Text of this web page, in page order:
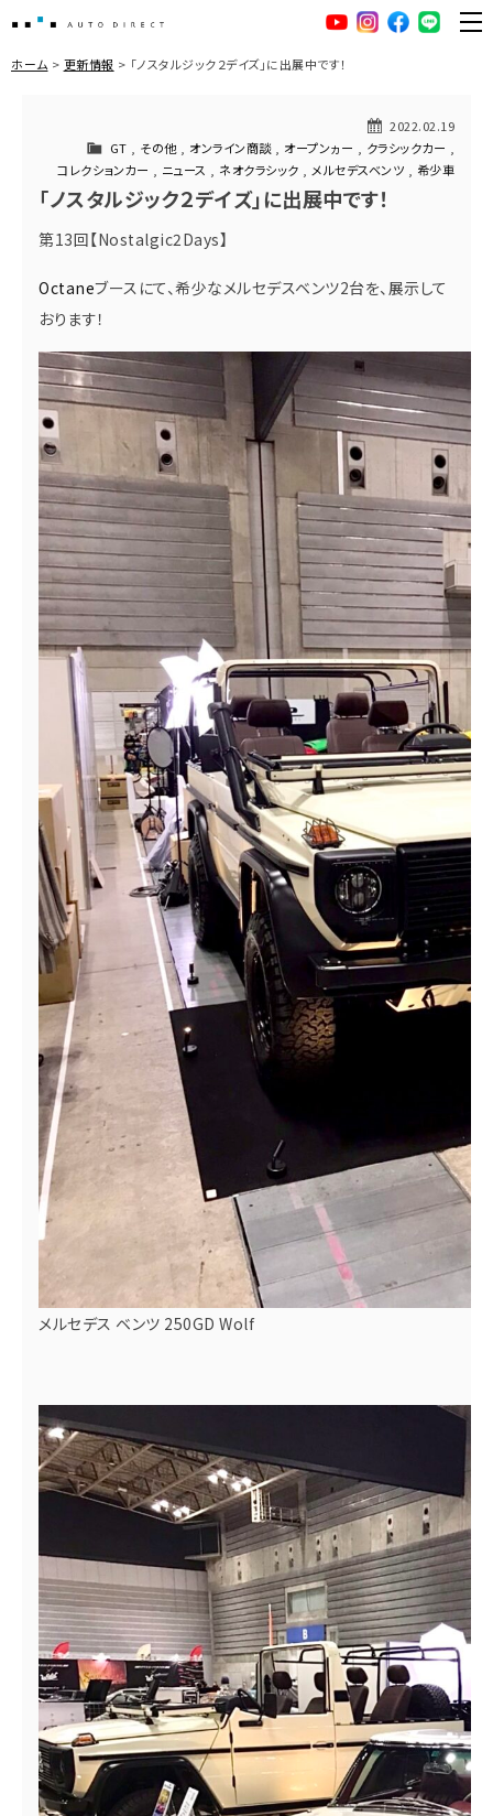
AUTO DIRECT YouTubeInstagramfacebook
LINE
ホーム 更新情報 「ノスタルジック２デイズ」に出展中です！
2022.02.19
GT
その他 オンライン商談, オープンヵー クラシックカー
コレクションカー
ニュース ネオクラシック メルセデスベンツ 希少車
「ノスタルジック２デイズ」に出展中です！
第13回【Nostalgic2Days】
Octaneブースにて、希少なメルセデスベンツ2台を、展示して
おります！
メルセデス ベンツ 250GD Wolf